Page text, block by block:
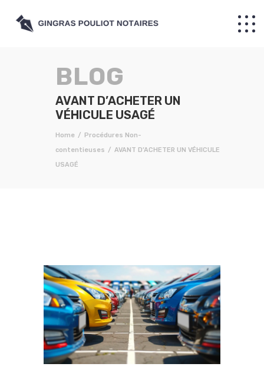
AVANT D’ACHETER UN
VÉHICULE USAGÉ
Home
Procédures Non-
contentieuses
AVANT D’ACHETER UN VÉHICULE
USAGÉ